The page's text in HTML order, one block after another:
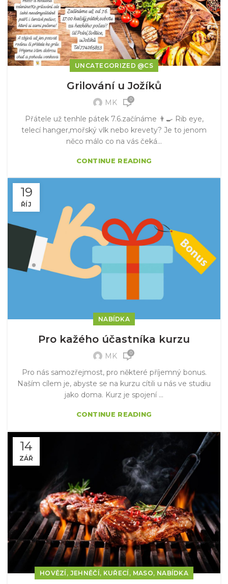
UNCATEGORIZED @CS
Grilování u Jožíků
MK 0
Přátele už tenhle pátek 7.6.začínáme 👨‍🍳 Rib eye,
telecí hanger,mořský vlk nebo krevety? Je to jenom
něco málo co na vás čeká...
CONTINUE READING
19
ŘÍJ
NABÍDKA
Pro kažého účastníka kurzu
MK 0
Pro nás samozřejmost, pro některé příjemný bonus.
Naším cílem je, abyste se na kurzu cítili u nás ve studiu
jako doma. Kurz je spojení ...
CONTINUE READING
14
ZÁŘ
HOVĚZÍ , JEHNĚČÍ, KUŘECÍ , MASO, NABÍDKA